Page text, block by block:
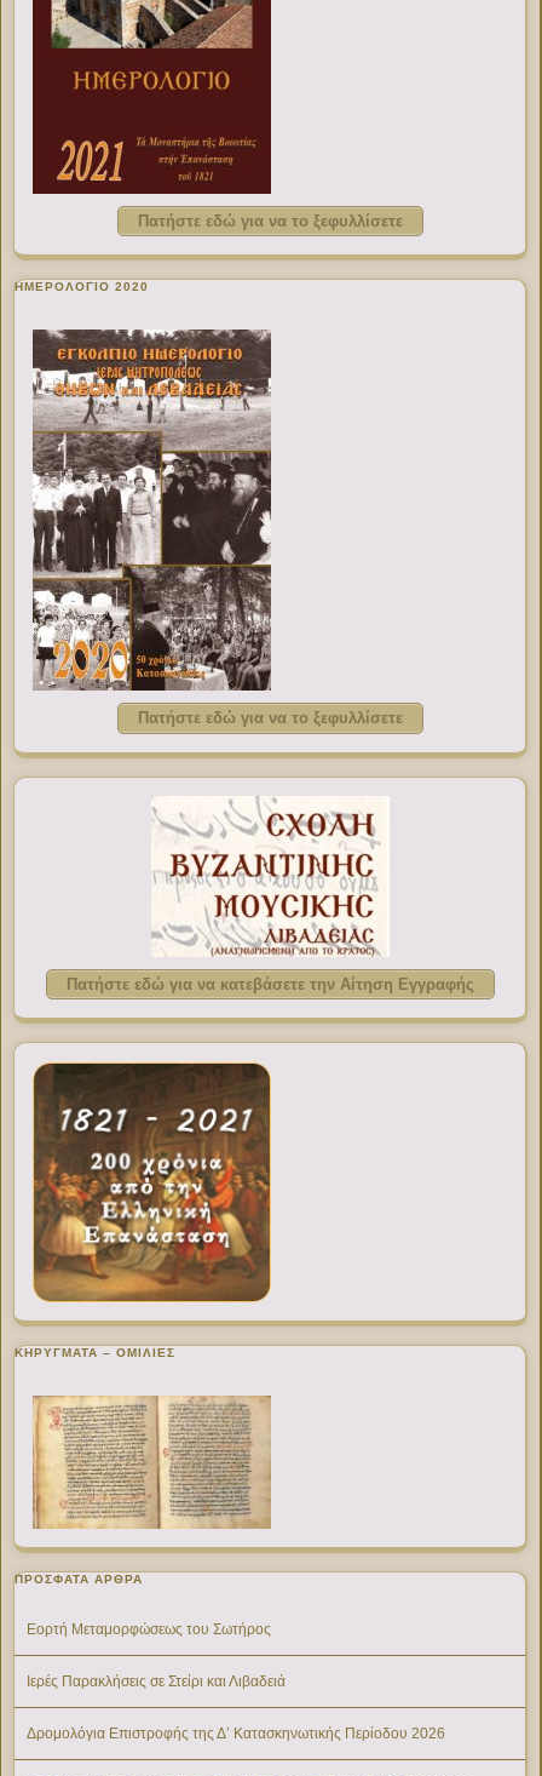
Πατήστε εδώ για να το ξεφυλλίσετε
ΗΜΕΡΟΛΟΓΙΟ 2020
Πατήστε εδώ για να το ξεφυλλίσετε
Πατήστε εδώ για να κατεβάσετε την Αίτηση Εγγραφής
ΚΗΡΥΓΜΑΤΑ – ΟΜΙΛΙΕΣ
ΠΡΌΣΦΑΤΑ ΆΡΘΡΑ
Εορτή Μεταμορφώσεως του Σωτήρος
Ιερές Παρακλήσεις σε Στείρι και Λιβαδειά
Δρομολόγια Επιστροφής της Δ’ Κατασκηνωτικής Περίοδου 2026